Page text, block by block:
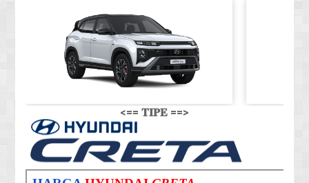
<== 𝐓𝐈𝐏𝐄 ==>